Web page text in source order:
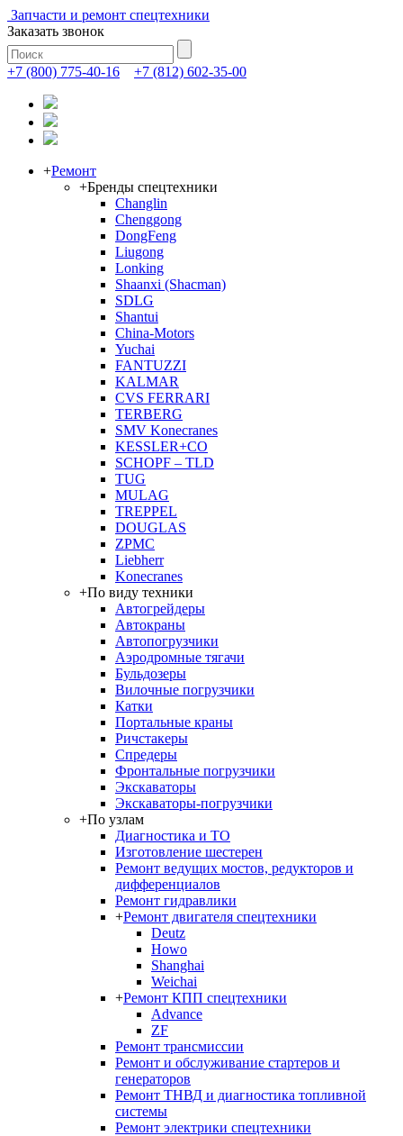
Запчасти и ремонт спецтехники
Заказать звонок
+7 (800) 775-40-16 +7 (812) 602-35-00
+Ремонт
+Бренды спецтехники
Changlin
Chenggong
DongFeng
Liugong
Lonking
Shaanxi (Shacman)
SDLG
Shantui
China-Motors
Yuchai
FANTUZZI
KALMAR
CVS FERRARI
TERBERG
SMV Konecranes
KESSLER+CO
SCHOPF – TLD
TUG
MULAG
TREPPEL
DOUGLAS
ZPMC
Liebherr
Konecranes
+По виду техники
Автогрейдеры
Автокраны
Автопогрузчики
Аэродромные тягачи
Бульдозеры
Вилочные погрузчики
Катки
Портальные краны
Ричстакеры
Спредеры
Фронтальные погрузчики
Экскаваторы
Экскаваторы-погрузчики
+По узлам
Диагностика и ТО
Изготовление шестерен
Ремонт ведущих мостов, редукторов и
дифференциалов
Ремонт гидравлики
+Ремонт двигателя спецтехники
Deutz
Howo
Shanghai
Weichai
+Ремонт КПП спецтехники
Advance
ZF
Ремонт трансмиссии
Ремонт и обслуживание стартеров и
генераторов
Ремонт ТНВД и диагностика топливной
системы
Ремонт электрики спецтехники